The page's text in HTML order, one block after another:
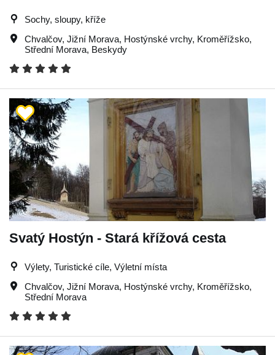
Sochy, sloupy, kříže
Chvalčov, Jižní Morava, Hostýnské vrchy, Kroměřížsko,
Střední Morava, Beskydy
Svatý Hostýn - Stará křížová cesta
Výlety, Turistické cíle, Výletní místa
Chvalčov, Jižní Morava, Hostýnské vrchy, Kroměřížsko,
Střední Morava